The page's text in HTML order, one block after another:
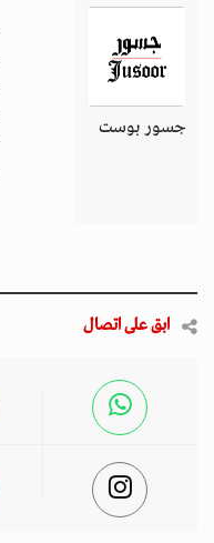
جسور بوست
ابق على اتصال